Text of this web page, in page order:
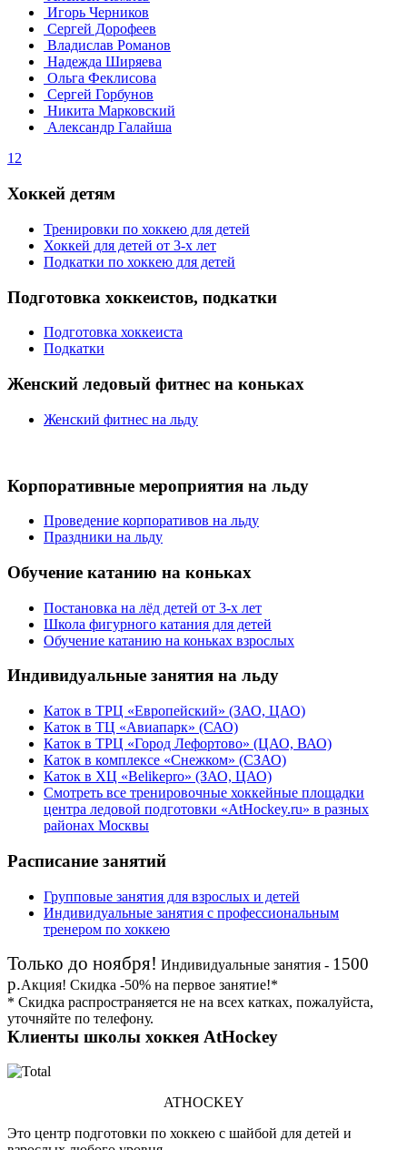
Игорь Черников
Сергей Дорофеев
Владислав Романов
Надежда Ширяева
Ольга Феклисова
Сергей Горбунов
Никита Марковский
Александр Галайша
12
Хоккей детям
Тренировки по хоккею для детей
Хоккей для детей от 3-х лет
Подкатки по хоккею для детей
Подготовка хоккеистов, подкатки
Подготовка хоккеиста
Подкатки
Женский ледовый фитнес на коньках
Женский фитнес на льду
Корпоративные мероприятия на льду
Проведение корпоративов на льду
Праздники на льду
Обучение катанию на коньках
Постановка на лёд детей от 3-х лет
Школа фигурного катания для детей
Обучение катанию на коньках взрослых
Индивидуальные занятия на льду
Каток в ТРЦ «Европейский» (ЗАО, ЦАО)
Каток в ТЦ «Авиапарк» (САО)
Каток в ТРЦ «Город Лефортово» (ЦАО, ВАО)
Каток в комплексе «Снежком» (СЗАО)
Каток в ХЦ «Belikepro» (ЗАО, ЦАО)
Смотреть все тренировочные хоккейные площадки
центра ледовой подготовки «AtHockey.ru» в разных
районах Москвы
Расписание занятий
Групповые занятия для взрослых и детей
Индивидуальные занятия с профессиональным
тренером по хоккею
Только до ноября! Индивидуальные занятия - 1500
р.Акция! Скидка -50% на первое занятие!*
* Скидка распространяется не на всех катках, пожалуйста,
уточняйте по телефону.
Клиенты школы хоккея AtHockey
ATHOCKEY
Это центр подготовки по хоккею с шайбой для детей и